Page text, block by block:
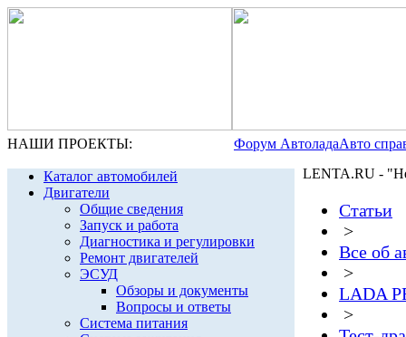
НАШИ ПРОЕКТЫ: Форум АвтоладаАвто
Каталог автомобилей
Двигатели
Общие сведения
Запуск и работа
Диагностика и регулировки
Ремонт двигателей
ЭСУД
Обзоры и документы
Вопросы и ответы
Система питания
LENTA.RU -
Статьи
>
Все об
>
LADA
>